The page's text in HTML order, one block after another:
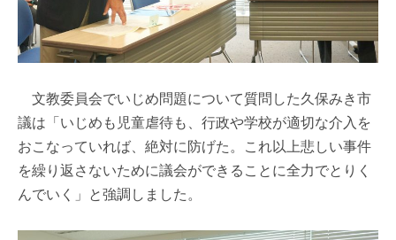
文教委員会でいじめ問題について質問した久保みき市
議は「いじめも児童虐待も、行政や学校が適切な介入を
おこなっていれば、絶対に防げた。これ以上悲しい事件
を繰り返さないために議会ができることに全力でとりく
んでいく」と強調しました。